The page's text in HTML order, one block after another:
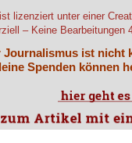
lizenziert unter einer
– Keine Bearbeitungen
Journalismus ist nicht
Spenden können